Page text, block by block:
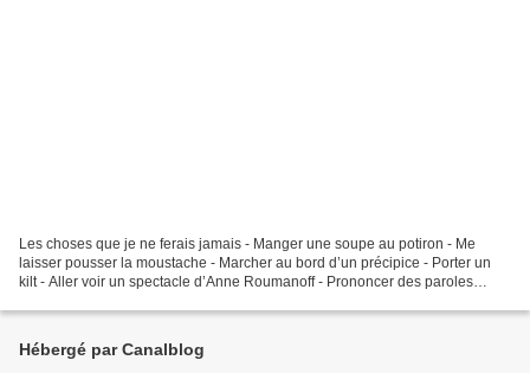
Les choses que je ne ferais jamais - Manger une soupe au potiron - Me
laisser pousser la moustache - Marcher au bord d’un précipice - Porter un
kilt - Aller voir un spectacle d’Anne Roumanoff - Prononcer des paroles
Hébergé par Canalblog